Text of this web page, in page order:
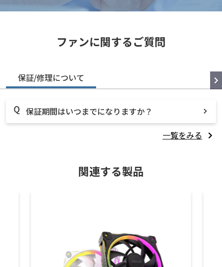
ファンに関するご質問
保証/修理について
保証期間はいつまでになりますか？
一覧をみる
関連する製品